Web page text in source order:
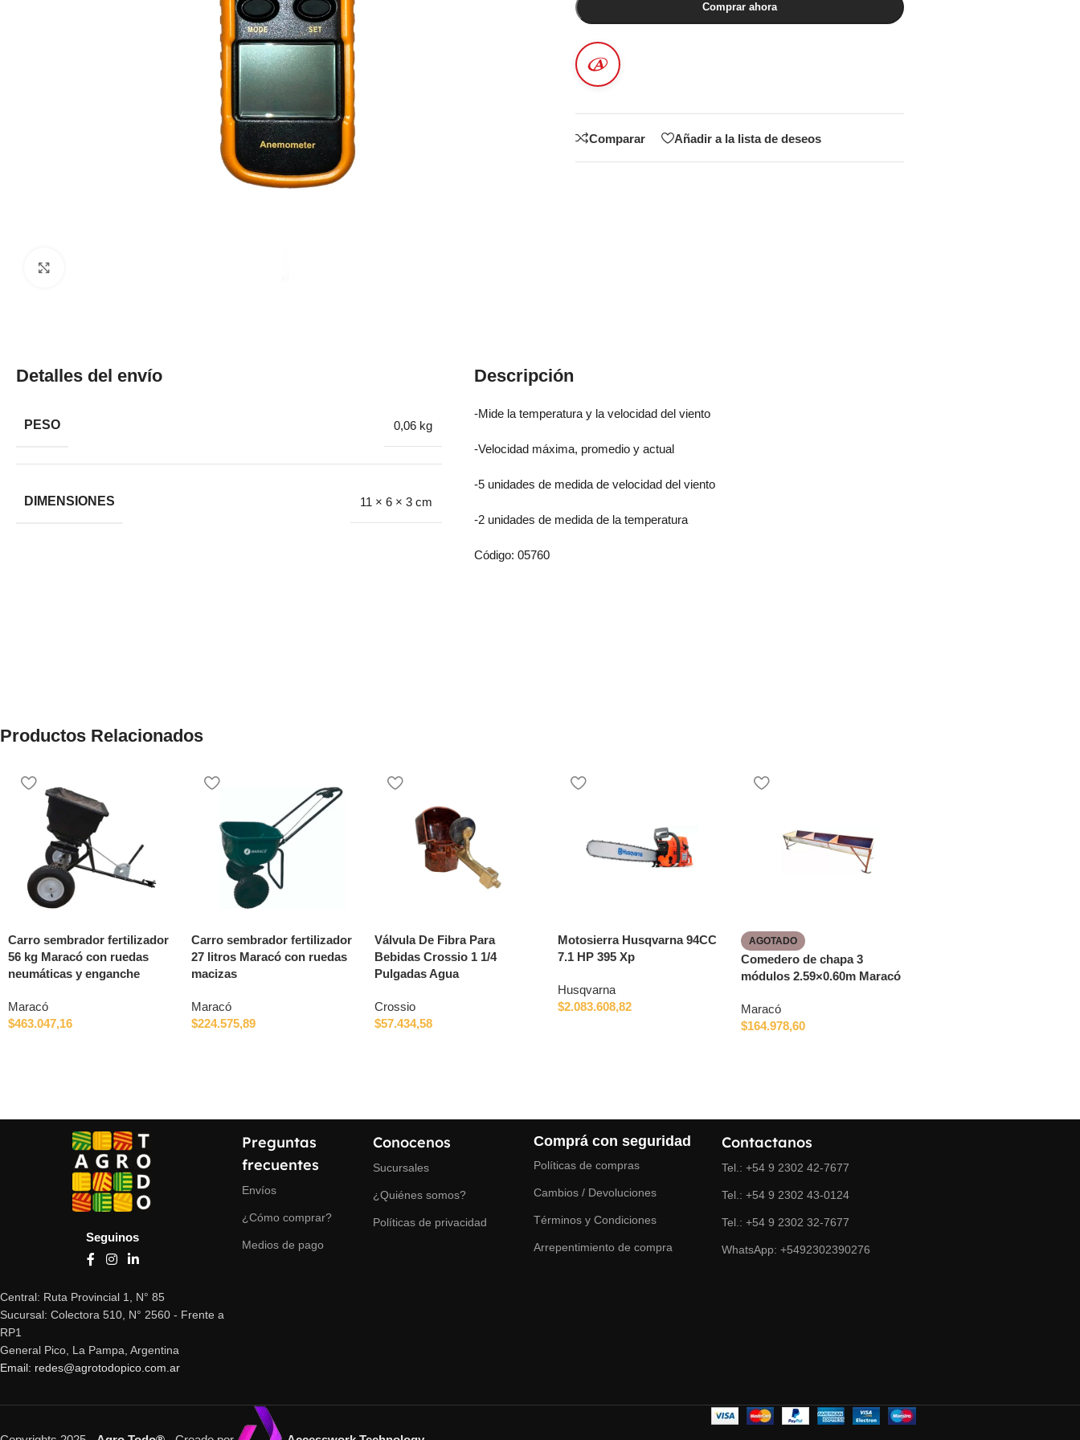
Comprar ahora
Comparar Añadir a la lista de deseos
Detalles del envío
PESO 0,06 kg
DIMENSIONES 11 × 6 × 3 cm
Descripción
-Mide la temperatura y la velocidad del viento
-Velocidad máxima, promedio y actual
-5 unidades de medida de velocidad del viento
-2 unidades de medida de la temperatura
Código: 05760
Productos Relacionados
Carro sembrador fertilizador
56 kg Maracó con ruedas
neumáticas y enganche
Maracó
$463.047,16
Carro sembrador fertilizador
27 litros Maracó con ruedas
macizas
Maracó
$224.575,89
Válvula De Fibra Para
Bebidas Crossio 1 1/4
Pulgadas Agua
Crossio
$57.434,58
Motosierra Husqvarna 94CC
7.1 HP 395 Xp
Husqvarna
$2.083.608,82
AGOTADO
Comedero de chapa 3
módulos 2.59×0.60m Maracó
Maracó
$164.978,60
Seguinos
Central: Ruta Provincial 1, N° 85
Sucursal: Colectora 510, N° 2560 - Frente a
RP1
General Pico, La Pampa, Argentina
Email: redes@agrotodopico.com.ar
Preguntas
frecuentes
Envíos
¿Cómo comprar?
Medios de pago
Conocenos
Sucursales
¿Quiénes somos?
Políticas de privacidad
Comprá con seguridad
Políticas de compras
Cambios / Devoluciones
Términos y Condiciones
Arrepentimiento de compra
Contactanos
Tel.: +54 9 2302 42-7677
Tel.: +54 9 2302 43-0124
Tel.: +54 9 2302 32-7677
WhatsApp: +5492302390276